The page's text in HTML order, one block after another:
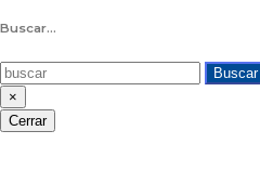
Buscar...
Buscar
×
Cerrar